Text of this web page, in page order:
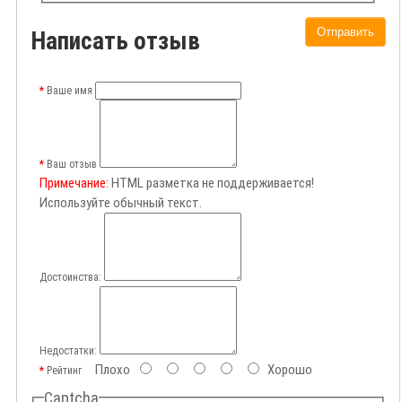
Отправить
Написать отзыв
Ваше имя
Ваш отзыв
Примечание: HTML разметка не поддерживается!
Используйте обычный текст.
Достоинства:
Недостатки:
РейтингПлохо Хорошо
Captcha